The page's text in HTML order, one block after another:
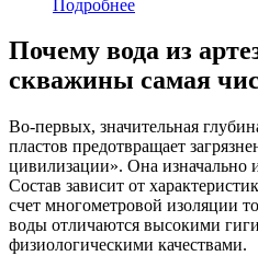
Подробнее
Почему вода из
скважины самая
Во-первых, значительная
пластов предотвращает
цивилизации». Она изначально
Состав зависит от
счет многометровой изоляции
воды отличаются высокими
физиологическими качествами.